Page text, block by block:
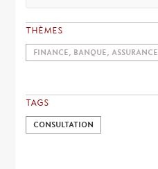
THÈMES
FINANCE, BANQUE, ASSURANCE
TAGS
CONSULTATION